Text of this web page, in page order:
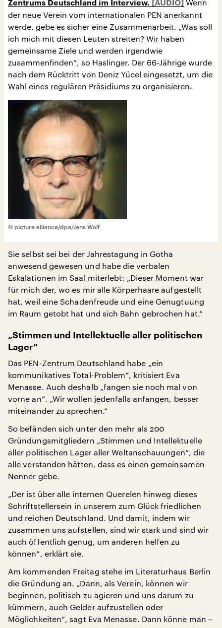
Zentrums Deutschland im Interview.
Wenn
der neue Verein vom internationalen PEN anerkannt
werde, gebe es sicher eine Zusammenarbeit. „Was soll
ich mich mit diesen Leuten streiten? Wir haben
gemeinsame Ziele und werden irgendwie
zusammenfinden“, so Haslinger. Der 66-Jährige wurde
nach dem Rücktritt von Deniz Yücel eingesetzt, um die
Wahl eines regulären Präsidiums zu organisieren.
© picture alliance/dpa/Jens Wolf
Sie selbst sei bei der Jahrestagung in Gotha
anwesend gewesen und habe die verbalen
Eskalationen im Saal miterlebt: „Dieser Moment war
für mich der, wo es mir alle Körperhaare aufgestellt
hat, weil eine Schadenfreude und eine Genugtuung
im Raum getobt hat und sich Bahn gebrochen hat.“
„Stimmen und Intellektuelle aller politischen
Lager“
Das PEN-Zentrum Deutschland habe „ein
kommunikatives Total-Problem“, kritisiert Eva
Menasse. Auch deshalb „fangen sie noch mal von
vorne an“. „Wir wollen jedenfalls anfangen, besser
miteinander zu sprechen.“
So befänden sich unter den mehr als 200
Gründungsmitgliedern „Stimmen und Intellektuelle
aller politischen Lager aller Weltanschauungen“, die
alle verstanden hätten, dass es einen gemeinsamen
Nenner gebe.
„Der ist über alle internen Querelen hinweg dieses
Schriftstellersein in unserem zum Glück friedlichen
und reichen Deutschland. Und damit, indem wir
zusammen uns aufstellen, sind wir stark und sind wir
auch öffentlich genug, um anderen helfen zu
können“, erklärt sie.
Am kommenden Freitag stehe im Literaturhaus Berlin
die Gründung an. „Dann, als Verein, können wir
beginnen, politisch zu agieren und uns darum zu
kümmern, auch Gelder aufzustellen oder
Möglichkeiten“, sagt Eva Menasse. Dann könne man –